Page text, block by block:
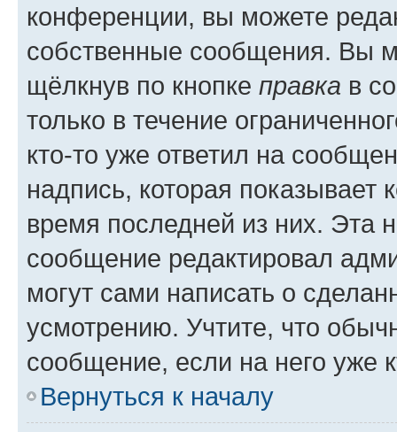
конференции, вы можете
собственные сообщения. Вы
щёлкнув по кнопке правка в
только в течение
кто-то уже ответил на
надпись, которая показывает
время последней из них. Эта
сообщение редактировал
могут сами написать о
усмотрению. Учтите, что
сообщение, если на него уже
Вернуться к началу